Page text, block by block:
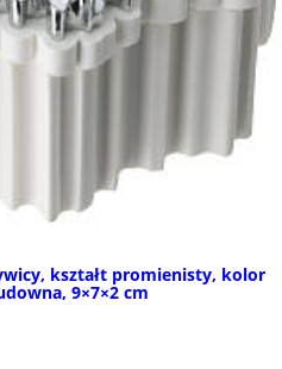
kształt promienisty, kolor
9×7×2 cm